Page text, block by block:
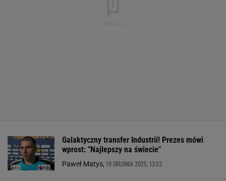
Galaktyczny transfer Industrii! Prezes mówi
wprost: "Najlepszy na świecie"
Paweł Matys, 19 GRUDNIA 2025, 13:23